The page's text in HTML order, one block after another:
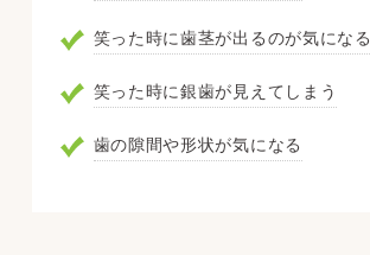
笑った時に歯茎が出るのが気になる
笑った時に銀歯が見えてしまう
歯の隙間や形状が気になる